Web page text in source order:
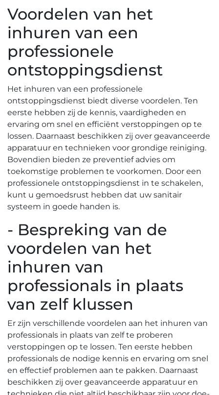
Voordelen van het
inhuren van een
professionele
ontstoppingsdienst
Het inhuren van een professionele
ontstoppingsdienst biedt diverse voordelen. Ten
eerste hebben zij de kennis, vaardigheden en
ervaring om snel en efficiënt verstoppingen op te
lossen.​ Daarnaast beschikken zij over geavanceerde
apparatuur en technieken voor grondige reiniging.
Bovendien bieden ze preventief advies om
toekomstige problemen te voorkomen. Door een
professionele ontstoppingsdienst in te schakelen,
kunt u gemoedsrust hebben dat uw sanitair
systeem in goede handen is.​
- Bespreking van de
voordelen van het
inhuren van
professionals in plaats
van zelf klussen
Er zijn verschillende voordelen aan het inhuren van
professionals in plaats van zelf te proberen
verstoppingen op te lossen.​ Ten eerste hebben
professionals de nodige kennis en ervaring om snel
en effectief problemen aan te pakken. Daarnaast
beschikken zij over geavanceerde apparatuur en